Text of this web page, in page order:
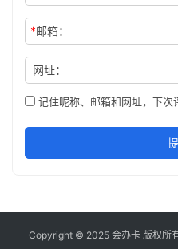
*邮箱：
网址：
记住昵称、邮箱和网址，下次
Copyright © 2025 会办卡 版权所